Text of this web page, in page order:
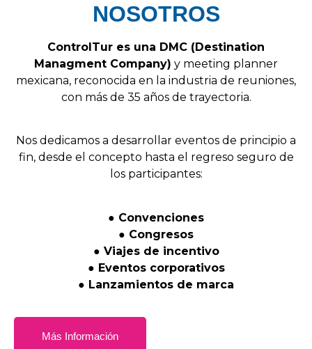
NOSOTROS
ControlTur es una DMC (Destination
Managment Company) y meeting planner
mexicana, reconocida en la industria de reuniones,
con más de 35 años de trayectoria.
Nos dedicamos a desarrollar eventos de principio a
fin, desde el concepto hasta el regreso seguro de
los participantes:
● Convenciones
● Congresos
● Viajes de incentivo
● Eventos corporativos
● Lanzamientos de marca
Más Información